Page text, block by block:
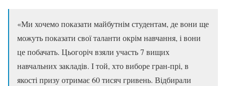
«Ми хочемо показати майбутнім студентам, де вони ще
можуть показати свої таланти окрім навчання, і вони
це побачать. Цьогоріч взяли участь 7 вищих
навчальних закладів. І той, хто виборе гран-прі, в
якості призу отримає 60 тисяч гривень. Відбирали